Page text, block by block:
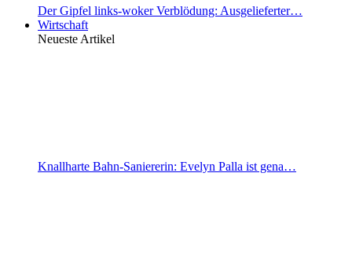
Der Gipfel links-woker Verblödung: Ausgelieferter…
Wirtschaft
Neueste Artikel
Knallharte Bahn-Saniererin: Evelyn Palla ist gena…